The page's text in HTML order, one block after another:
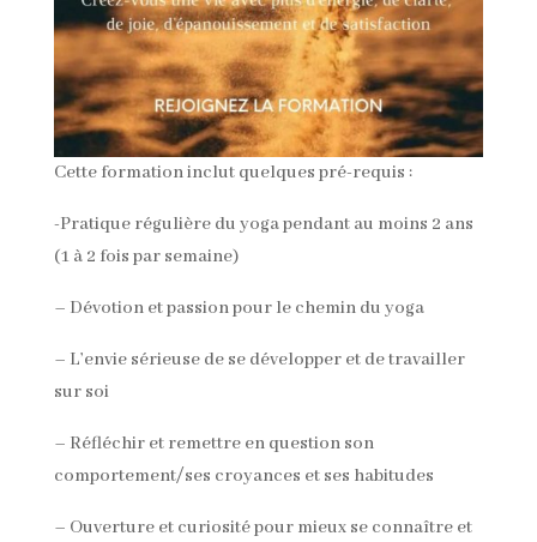
Cette formation inclut quelques pré-requis :
-Pratique régulière du yoga pendant au moins 2 ans
(1 à 2 fois par semaine)
– Dévotion et passion pour le chemin du yoga
– L’envie sérieuse de se développer et de travailler
sur soi
– Réfléchir et remettre en question son
comportement/ses croyances et ses habitudes
– Ouverture et curiosité pour mieux se connaître et